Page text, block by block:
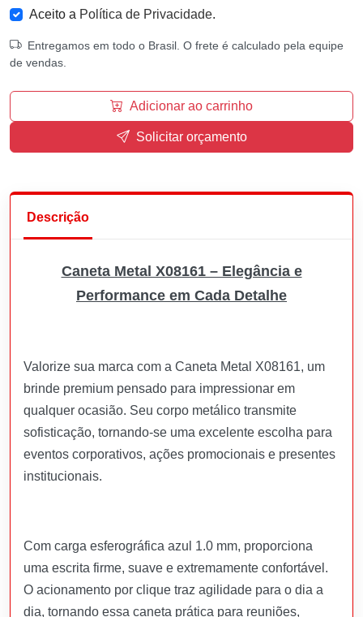
Aceito a Política de Privacidade.
Entregamos em todo o Brasil. O frete é calculado pela equipe
de vendas.
Adicionar ao carrinho
Solicitar orçamento
Descrição
Caneta Metal X08161 – Elegância e
Performance em Cada Detalhe
Valorize sua marca com a Caneta Metal X08161, um
brinde premium pensado para impressionar em
qualquer ocasião. Seu corpo metálico transmite
sofisticação, tornando-se uma excelente escolha para
eventos corporativos, ações promocionais e presentes
institucionais.
Com carga esferográfica azul 1.0 mm, proporciona
uma escrita firme, suave e extremamente confortável.
O acionamento por clique traz agilidade para o dia a
dia, tornando essa caneta prática para reuniões,